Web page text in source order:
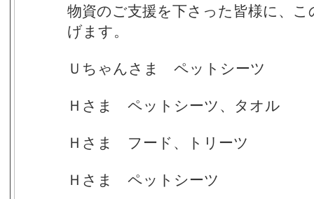
物資のご支援を下さった皆様に、
げます。
Ｕちゃんさま ペットシーツ
Ｈさま ペットシーツ、タオル
Ｈさま フード、トリーツ
Ｈさま ペットシーツ